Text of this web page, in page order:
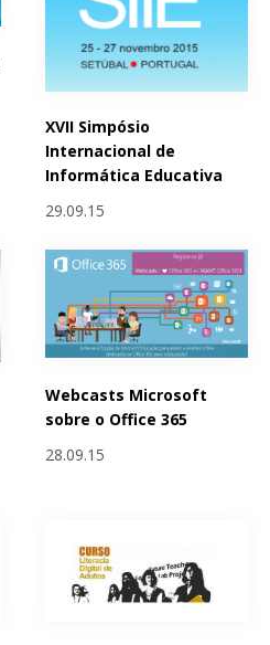
XVII Simpósio
Internacional de
Informática Educativa
29.09.15
Webcasts Microsoft
sobre o Office 365
28.09.15